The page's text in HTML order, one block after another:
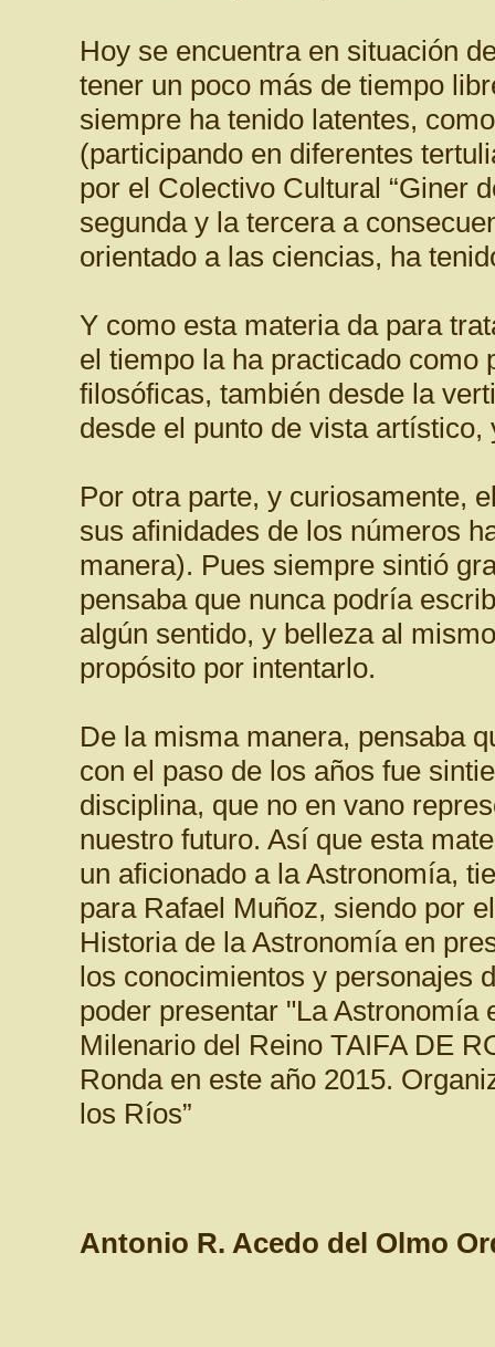
Hoy se encuentra en situación
tener un poco más de tiempo
siempre ha tenido latentes,
(participando en diferentes
por el Colectivo Cultural “Giner
segunda y la tercera a
orientado a las ciencias, ha
Y como esta materia da para
el tiempo la ha practicado como
filosóficas, también desde la
desde el punto de vista
Por otra parte, y curiosamente,
sus afinidades de los números
manera). Pues siempre sintió
pensaba que nunca podría
algún sentido, y belleza al
propósito por intentarlo.
De la misma manera, pensaba
con el paso de los años fue
disciplina, que no en vano
nuestro futuro. Así que esta
un aficionado a la Astronomía,
para Rafael Muñoz, siendo por
Historia de la Astronomía en
los conocimientos y personajes
poder presentar "La Astronomía
Milenario del Reino TAIFA DE
Ronda en este año 2015.
los Ríos”
Antonio R. Acedo del Olmo